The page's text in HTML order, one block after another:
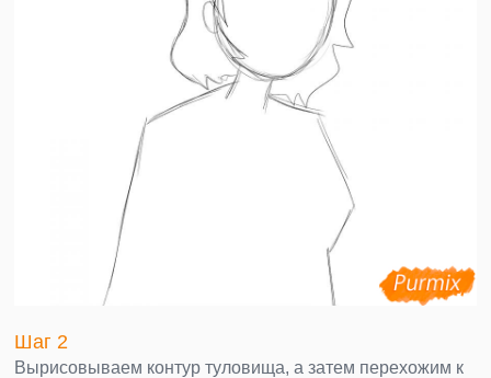
Шаг 2
Вырисовываем контур туловища, а затем перехожим к